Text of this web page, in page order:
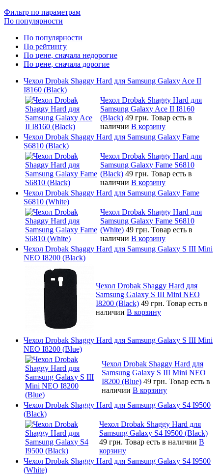
Фильтр по параметрам
По популярности
По популярности
По рейтингу
По цене, сначала недорогие
По цене, сначала дорогие
Чехол Drobak Shaggy Hard для Samsung Galaxy Ace II
I8160 (Black)
Чехол Drobak Shaggy Hard для
Samsung Galaxy Ace II I8160
(Black) 49 грн. Товар есть в
наличии В корзину
Чехол Drobak Shaggy Hard для Samsung Galaxy Fame
S6810 (Black)
Чехол Drobak Shaggy Hard для
Samsung Galaxy Fame S6810
(Black) 49 грн. Товар есть в
наличии В корзину
Чехол Drobak Shaggy Hard для Samsung Galaxy Fame
S6810 (White)
Чехол Drobak Shaggy Hard для
Samsung Galaxy Fame S6810
(White) 49 грн. Товар есть в
наличии В корзину
Чехол Drobak Shaggy Hard для Samsung Galaxy S III Mini
NEO I8200 (Black)
Чехол Drobak Shaggy Hard для
Samsung Galaxy S III Mini NEO
I8200 (Black) 49 грн. Товар есть в
наличии В корзину
Чехол Drobak Shaggy Hard для Samsung Galaxy S III Mini
NEO I8200 (Blue)
Чехол Drobak Shaggy Hard для
Samsung Galaxy S III Mini NEO
I8200 (Blue) 49 грн. Товар есть в
наличии В корзину
Чехол Drobak Shaggy Hard для Samsung Galaxy S4 I9500
(Black)
Чехол Drobak Shaggy Hard для
Samsung Galaxy S4 I9500 (Black)
49 грн. Товар есть в наличии В
корзину
Чехол Drobak Shaggy Hard для Samsung Galaxy S4 I9500
(White)